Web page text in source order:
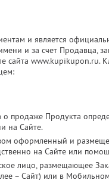
и является
и за счет Продавца,
сайта www.kupikupon.ru.
продаже Продукта
на Сайте.
оформленный и
на Сайте или
лицо, размещающее
– Сайт) или в